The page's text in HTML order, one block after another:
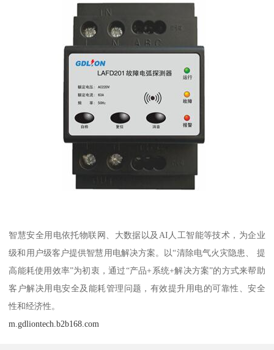
智慧安全用电依托物联网、大数据以及AI人工智能等技术，为企业
级和用户级客户提供智慧用电解决方案。以“清除电气火灾隐患、 提
高能耗使用效率”为初衷，通过“产品+系统+解决方案”的方式来帮助
客户解决用电安全及能耗管理问题，有效提升用电的可靠性、安全
性和经济性。
m.gdliontech.b2b168.com